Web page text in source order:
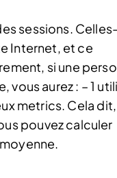
sessions.
Internet, et ce
si une
vous aurez : – 1
metrics. Cela
pouvez calculer